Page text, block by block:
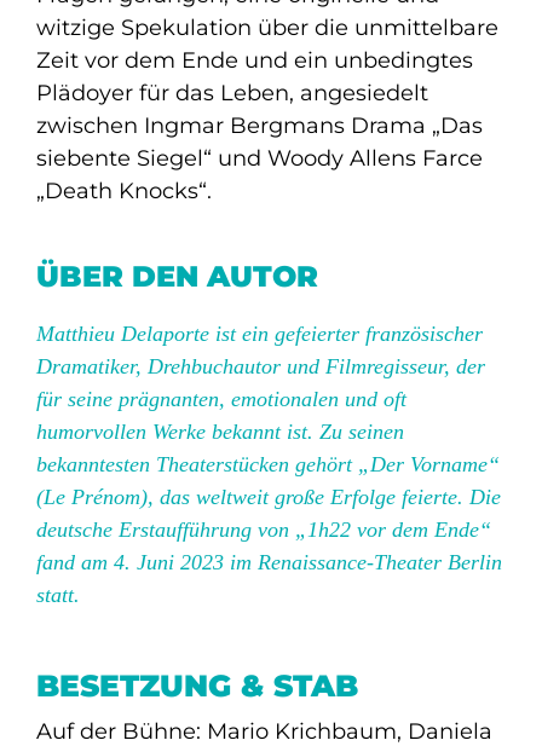
witzige Spekulation über die unmittelbare
Zeit vor dem Ende und ein unbedingtes
Plädoyer für das Leben, angesiedelt
zwischen Ingmar Bergmans Drama „Das
siebente Siegel“ und Woody Allens Farce
„Death Knocks“.
ÜBER DEN AUTOR
Matthieu Delaporte ist ein gefeierter französischer
Dramatiker, Drehbuchautor und Filmregisseur, der
für seine prägnanten, emotionalen und oft
humorvollen Werke bekannt ist. Zu seinen
bekanntesten Theaterstücken gehört „Der Vorname“
(Le Prénom), das weltweit große Erfolge feierte. Die
deutsche Erstaufführung von „1h22 vor dem Ende“
fand am 4. Juni 2023 im Renaissance-Theater Berlin
statt.
BESETZUNG & STAB
Auf der Bühne: Mario Krichbaum, Daniela